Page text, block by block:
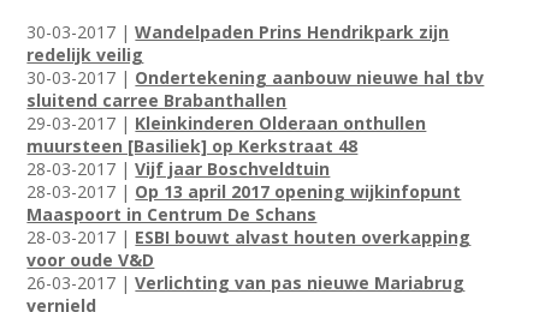
30-03-2017 |Wandelpaden Prins Hendrikpark zijn
redelijk veilig
30-03-2017 | Ondertekening aanbouw nieuwe hal tbv
sluitend carree Brabanthallen
29-03-2017 | Kleinkinderen Olderaan onthullen
muursteen [Basiliek] op Kerkstraat 48
28-03-2017 |Vijf jaar Boschveldtuin
28-03-2017 | Op 13 april 2017 opening wijkinfopunt
Maaspoort in Centrum De Schans
28-03-2017 | ESBI bouwt alvast houten overkapping
voor oude V&D
26-03-2017 |Verlichting van pas nieuwe Mariabrug
vernield